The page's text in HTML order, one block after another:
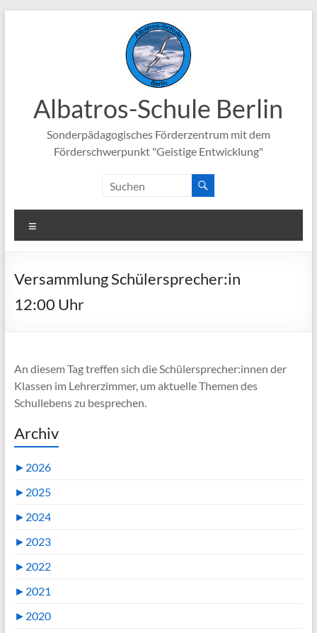
Albatros-Schule Berlin
Sonderpädagogisches Förderzentrum mit dem
Förderschwerpunkt "Geistige Entwicklung"
Versammlung Schülersprecher:in
12:00 Uhr
An diesem Tag treffen sich die Schülersprecher:innen der
Klassen im Lehrerzimmer, um aktuelle Themen des
Schullebens zu besprechen.
Archiv
► 2026
► 2025
► 2024
► 2023
► 2022
► 2021
► 2020